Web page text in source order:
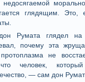
недосягаемой
глядящим. Это,
Румата глядел
почему эта
не
что человек,
— сам дон